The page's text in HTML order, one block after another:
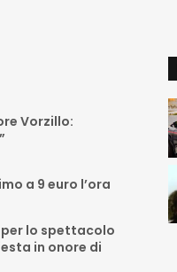
Vorzillo:
a 9 euro l’ora
lo spettacolo
in onore di